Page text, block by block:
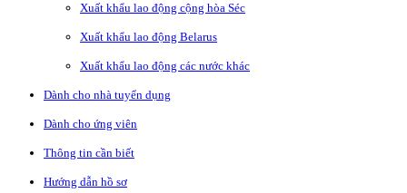
Xuất khẩu lao động cộng hòa Séc
Xuất khẩu lao động Belarus
Xuất khẩu lao động các nước khác
Dành cho nhà tuyển dụng
Dành cho ứng viên
Thông tin cần biết
Hướng dẫn hồ sơ